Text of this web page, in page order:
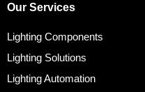
Our Services
Lighting Components
Lighting Solutions
Lighting Automation